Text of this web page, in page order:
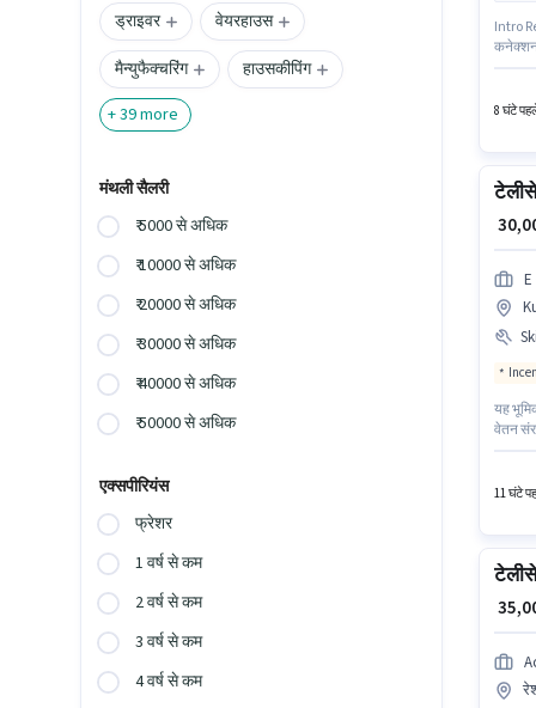
ड्राइवर
वेयरहाउस
मैन्युफैक्चरिंग
हाउसकीपिंग
+39more
मंथली सैलरी
₹ 5000 से अधिक
₹ 10000 से अधिक
₹ 20000 से अधिक
₹ 30000 से अधिक
₹ 40000 से अधिक
₹ 50000 से अधिक
एक्सपीरियंस
फ्रेशर
1 वर्ष से कम
2 वर्ष से कम
3 वर्ष से कम
4 वर्ष से कम
Intro
8 घंटे
₹
यह
वेतन
11 घंटे
₹